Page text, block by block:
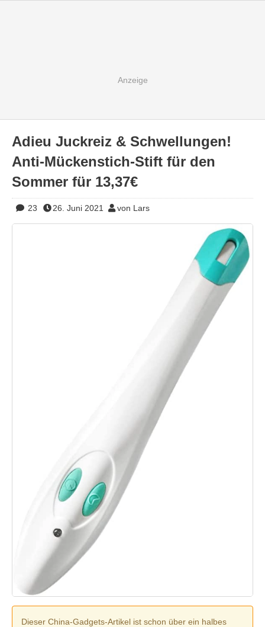
Adieu Juckreiz & Schwellungen!
Anti-Mückenstich-Stift für den
Sommer für 13,37€
23 26. Juni 2021 von Lars
Dieser China-Gadgets-Artikel ist schon über ein halbes